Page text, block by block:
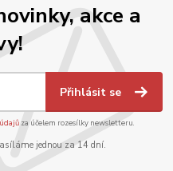
akce a
Přihlásit se
za účelem rozesílky newsletteru.
jednou za 14 dní.